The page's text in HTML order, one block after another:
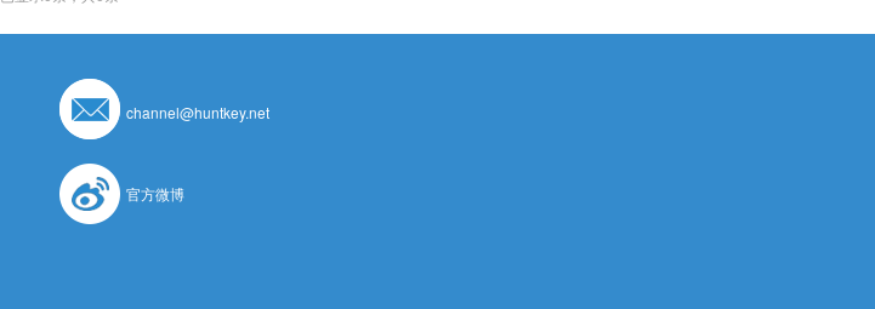
channel@huntkey.net
官方微博